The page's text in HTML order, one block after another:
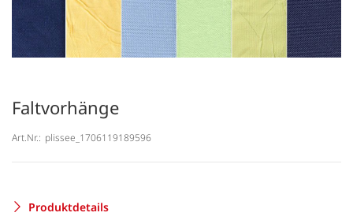
Faltvorhänge
Art.Nr.: plissee_1706119189596
Produktdetails